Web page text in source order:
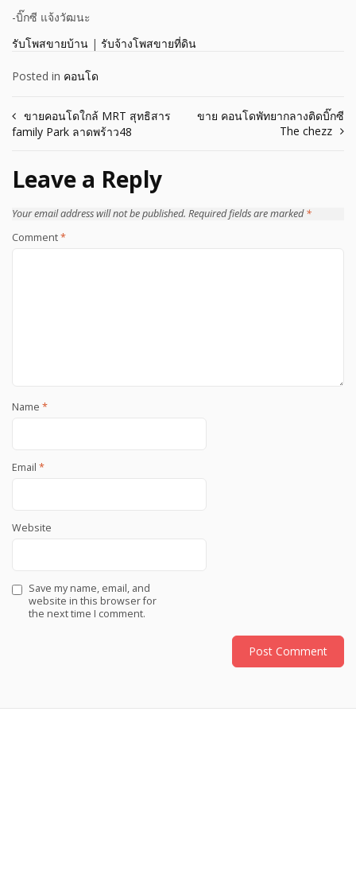
-บิ๊กซี แจ้งวัฒนะ
รับโพสขายบ้าน | รับจ้างโพสขายที่ดิน
Posted in คอนโด
Post
navigation
ขายคอนโดใกล้ MRT สุทธิสาร
family Park ลาดพร้าว48
ขาย คอนโดพัทยากลางติดบิ๊กซี
The chezz
Leave a Reply
Your email address will not be published. Required fields are marked*
Comment*
Name *
Email *
Website
Save my name, email, and
website in this browser for
the next time I comment.